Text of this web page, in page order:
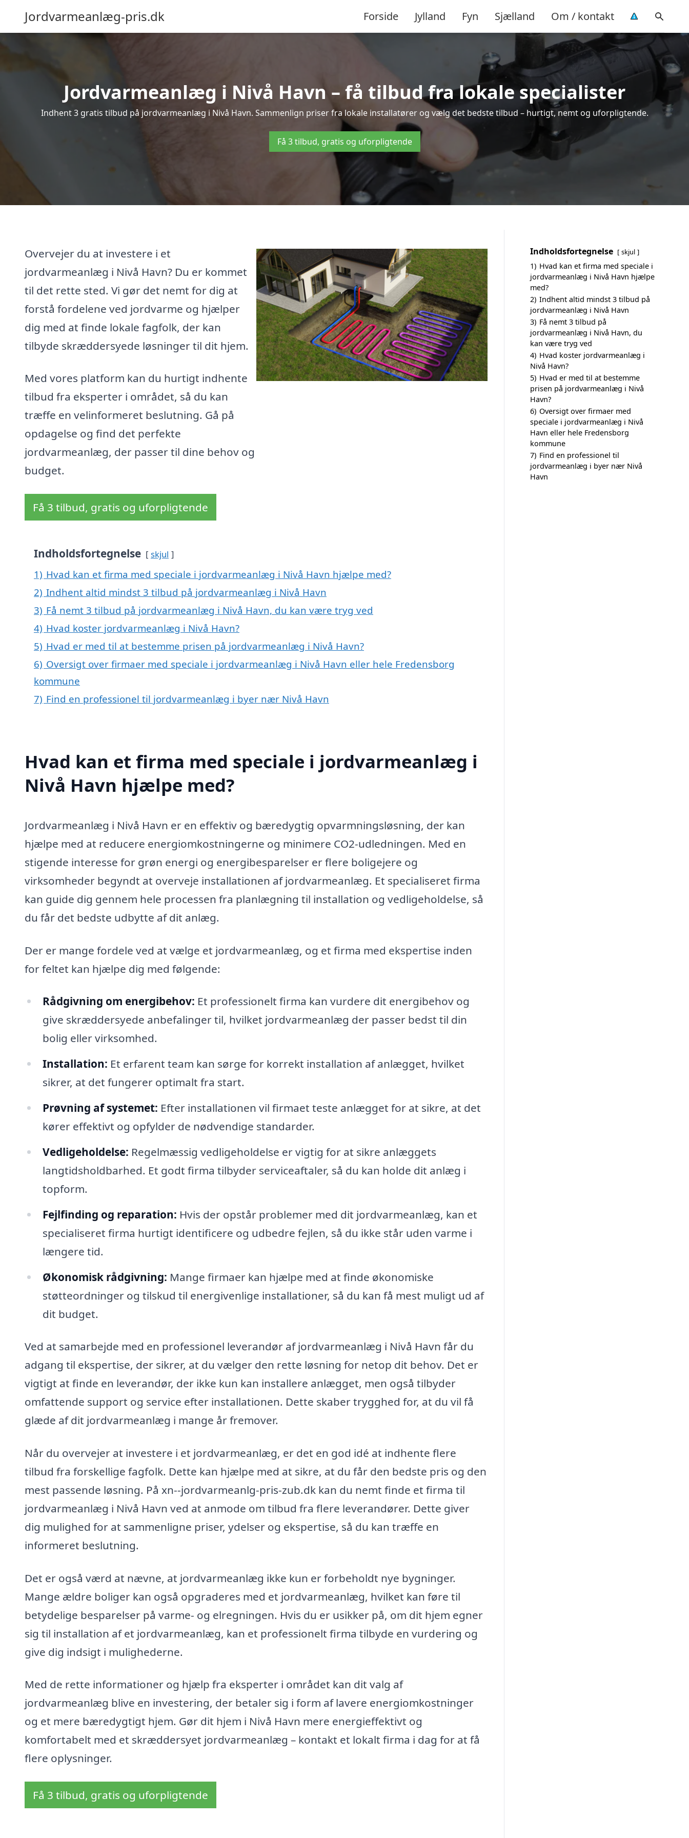
Jordvarmeanlæg-pris.dk Forside Jylland Fyn Sjælland Om / kontakt
Jordvarmeanlæg i Nivå Havn – få tilbud fra lokale specialister
Indhent 3 gratis tilbud på jordvarmeanlæg i Nivå Havn. Sammenlign priser fra lokale installatører og vælg det bedste tilbud – hurtigt, nemt og uforpligtende.
Få 3 tilbud, gratis og uforpligtende
Overvejer du at investere i et
jordvarmeanlæg i Nivå Havn? Du er kommet
til det rette sted. Vi gør det nemt for dig at
forstå fordelene ved jordvarme og hjælper
dig med at finde lokale fagfolk, der kan
tilbyde skræddersyede løsninger til dit hjem.
Med vores platform kan du hurtigt indhente
tilbud fra eksperter i området, så du kan
træffe en velinformeret beslutning. Gå på
opdagelse og find det perfekte
jordvarmeanlæg, der passer til dine behov og
budget.
Få 3 tilbud, gratis og uforpligtende
Indholdsfortegnelse skjul
1) Hvad kan et firma med speciale i jordvarmeanlæg i Nivå Havn hjælpe med?
2) Indhent altid mindst 3 tilbud på jordvarmeanlæg i Nivå Havn
3) Få nemt 3 tilbud på jordvarmeanlæg i Nivå Havn, du kan være tryg ved
4) Hvad koster jordvarmeanlæg i Nivå Havn?
5) Hvad er med til at bestemme prisen på jordvarmeanlæg i Nivå Havn?
6) Oversigt over firmaer med speciale i jordvarmeanlæg i Nivå Havn eller hele Fredensborg
kommune
7) Find en professionel til jordvarmeanlæg i byer nær Nivå Havn
Hvad kan et firma med speciale i jordvarmeanlæg i
Nivå Havn hjælpe med?
Jordvarmeanlæg i Nivå Havn er en effektiv og bæredygtig opvarmningsløsning, der kan
hjælpe med at reducere energiomkostningerne og minimere CO2-udledningen. Med en
stigende interesse for grøn energi og energibesparelser er flere boligejere og
virksomheder begyndt at overveje installationen af jordvarmeanlæg. Et specialiseret firma
kan guide dig gennem hele processen fra planlægning til installation og vedligeholdelse, så
du får det bedste udbytte af dit anlæg.
Der er mange fordele ved at vælge et jordvarmeanlæg, og et firma med ekspertise inden
for feltet kan hjælpe dig med følgende:
Rådgivning om energibehov: Et professionelt firma kan vurdere dit energibehov og
give skræddersyede anbefalinger til, hvilket jordvarmeanlæg der passer bedst til din
bolig eller virksomhed.
Installation: Et erfarent team kan sørge for korrekt installation af anlægget, hvilket
sikrer, at det fungerer optimalt fra start.
Prøvning af systemet: Efter installationen vil firmaet teste anlægget for at sikre, at det
kører effektivt og opfylder de nødvendige standarder.
Vedligeholdelse: Regelmæssig vedligeholdelse er vigtig for at sikre anlæggets
langtidsholdbarhed. Et godt firma tilbyder serviceaftaler, så du kan holde dit anlæg i
topform.
Fejlfinding og reparation: Hvis der opstår problemer med dit jordvarmeanlæg, kan et
specialiseret firma hurtigt identificere og udbedre fejlen, så du ikke står uden varme i
længere tid.
Økonomisk rådgivning: Mange firmaer kan hjælpe med at finde økonomiske
støtteordninger og tilskud til energivenlige installationer, så du kan få mest muligt ud af
dit budget.
Ved at samarbejde med en professionel leverandør af jordvarmeanlæg i Nivå Havn får du
adgang til ekspertise, der sikrer, at du vælger den rette løsning for netop dit behov. Det er
vigtigt at finde en leverandør, der ikke kun kan installere anlægget, men også tilbyder
omfattende support og service efter installationen. Dette skaber trygghed for, at du vil få
glæde af dit jordvarmeanlæg i mange år fremover.
Når du overvejer at investere i et jordvarmeanlæg, er det en god idé at indhente flere
tilbud fra forskellige fagfolk. Dette kan hjælpe med at sikre, at du får den bedste pris og den
mest passende løsning. På xn--jordvarmeanlg-pris-zub.dk kan du nemt finde et firma til
jordvarmeanlæg i Nivå Havn ved at anmode om tilbud fra flere leverandører. Dette giver
dig mulighed for at sammenligne priser, ydelser og ekspertise, så du kan træffe en
informeret beslutning.
Det er også værd at nævne, at jordvarmeanlæg ikke kun er forbeholdt nye bygninger.
Mange ældre boliger kan også opgraderes med et jordvarmeanlæg, hvilket kan føre til
betydelige besparelser på varme- og elregningen. Hvis du er usikker på, om dit hjem egner
sig til installation af et jordvarmeanlæg, kan et professionelt firma tilbyde en vurdering og
give dig indsigt i mulighederne.
Med de rette informationer og hjælp fra eksperter i området kan dit valg af
jordvarmeanlæg blive en investering, der betaler sig i form af lavere energiomkostninger
og et mere bæredygtigt hjem. Gør dit hjem i Nivå Havn mere energieffektivt og
komfortabelt med et skræddersyet jordvarmeanlæg – kontakt et lokalt firma i dag for at få
flere oplysninger.
Få 3 tilbud, gratis og uforpligtende
Indholdsfortegnelse skjul
1) Hvad kan et firma med speciale i
jordvarmeanlæg i Nivå Havn hjælpe
med?
2) Indhent altid mindst 3 tilbud på
jordvarmeanlæg i Nivå Havn
3) Få nemt 3 tilbud på
jordvarmeanlæg i Nivå Havn, du
kan være tryg ved
4) Hvad koster jordvarmeanlæg i
Nivå Havn?
5) Hvad er med til at bestemme
prisen på jordvarmeanlæg i Nivå
Havn?
6) Oversigt over firmaer med
speciale i jordvarmeanlæg i Nivå
Havn eller hele Fredensborg
kommune
7) Find en professionel til
jordvarmeanlæg i byer nær Nivå
Havn